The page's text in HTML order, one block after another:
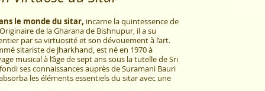
le monde du sitar, incarne la quintessence de
de la Gharana de Bishnupur, il a su
par sa virtuosité et son dévouement à l’art.
sitariste de Jharkhand, est né en 1970 à
musical à l’âge de sept ans sous la tutelle de Sri
ses connaissances auprès de Suramani Bauri
les éléments essentiels du sitar avec une